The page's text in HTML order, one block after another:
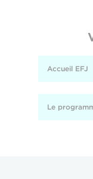
Accueil EFJ
Le